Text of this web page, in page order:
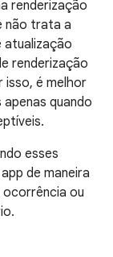
renderização
não trata a
atualização
renderização
é melhor
quando
esses
de maneira
ou